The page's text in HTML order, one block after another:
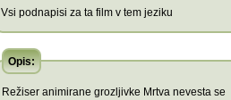
Vsi podnapisi za ta film v tem jeziku
Opis:
Režiser animirane grozljivke Mrtva nevesta se